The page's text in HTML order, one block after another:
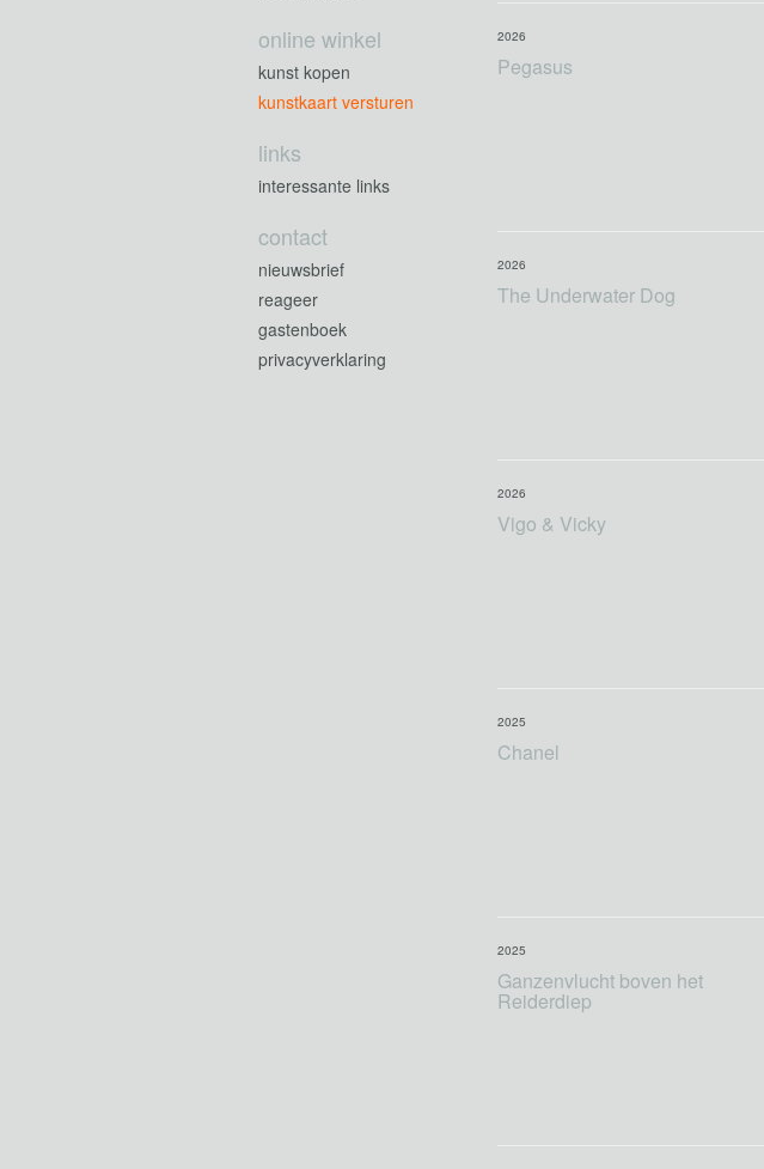
Pegasus
2026
The Underwater Dog
2026
Vigo & Vicky
2026
Chanel
2025
Ganzenvlucht boven het
Reiderdiep
2025
online winkel
kunst kopen
kunstkaart versturen
links
interessante links
contact
nieuwsbrief
reageer
gastenboek
privacyverklaring